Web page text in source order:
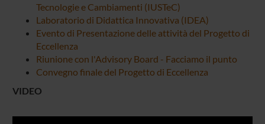
Tecnologie e Cambiamenti (IUSTeC)
Laboratorio di Didattica Innovativa (IDEA)
Evento di Presentazione delle attività del Progetto di
Eccellenza
Riunione con l'Advisory Board - Facciamo il punto
Convegno finale del Progetto di Eccellenza
VIDEO